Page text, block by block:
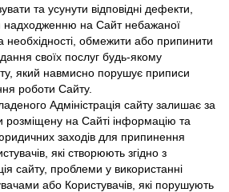
та усунути відповідні дефекти,
надходженню на Сайт небажаної
необхідності, обмежити або припинити
своїх послуг будь-якому
який навмисно порушує приписи
роботи Сайту.
Адміністрація сайту залишає за
на Сайті інформацію та
заходів для припинення
які створюють згідно з
сайту, проблеми у використанні
або Користувачів, які порушують